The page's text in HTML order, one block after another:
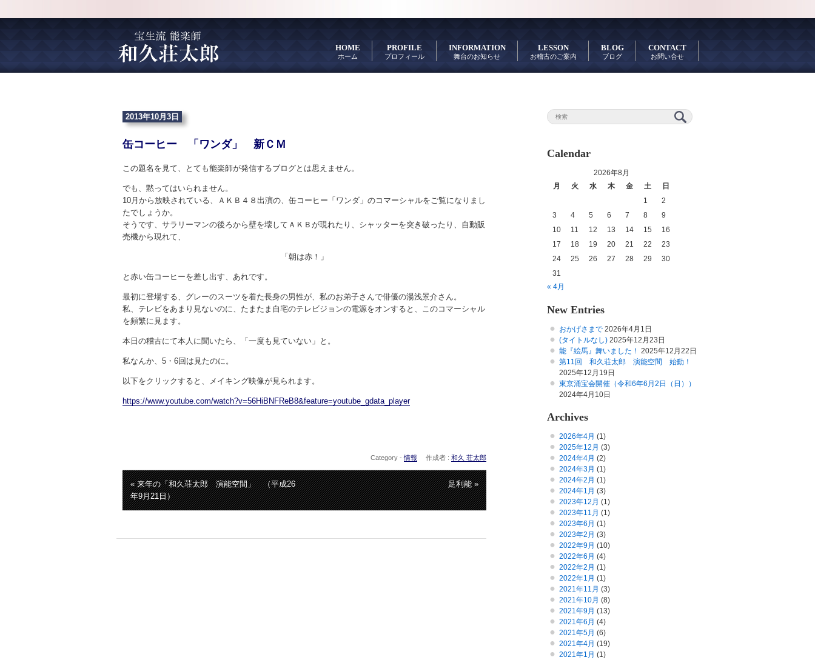
HOME
ホーム
PROFILE
プロフィール
INFORMATION
舞台のお知らせ
LESSON
お稽古のご案内
BLOG
ブログ
CONTACT
お問い合せ
2013年10月3日
缶コーヒー 「ワンダ」 新ＣＭ
この題名を見て、とても能楽師が発信するブログとは思えません。
でも、黙ってはいられません。
10月から放映されている、ＡＫＢ４８出演の、缶コーヒー「ワンダ」のコマーシャルをご覧になりまし
たでしょうか。
そうです、サラリーマンの後ろから壁を壊してＡＫＢが現れたり、シャッターを突き破ったり、自動販
売機から現れて、
「朝は赤！」
と赤い缶コーヒーを差し出す、あれです。
最初に登場する、グレーのスーツを着た長身の男性が、私のお弟子さんで俳優の湯浅景介さん。
私、テレビをあまり見ないのに、たまたま自宅のテレビジョンの電源をオンすると、このコマーシャル
を頻繁に見ます。
本日の稽古にて本人に聞いたら、「一度も見ていない」と。
私なんか、5・6回は見たのに。
以下をクリックすると、メイキング映像が見られます。
https://www.youtube.com/watch?v=56HiBNFReB8&feature=youtube_gdata_player
Category -情報 作成者 : 和久 荘太郎
« 来年の「和久荘太郎 演能空間」 （平成26
年9月21日）
足利能 »
Calendar
2026年8月
月
火 水 木 金 土
日
1
2
3
4 5 6 7 8
9
10
11 12 13 14 15
16
17
18 19 20 21 22
23
24
25 26 27 28 29
30
31
« 4月
New Entries
おかげさまで 2026年4月1日
(タイトルなし) 2025年12月23日
能『絵馬』舞いました！ 2025年12月22日
第11回 和久荘太郎 演能空間 始動！
2025年12月19日
東京涌宝会開催（令和6年6月2日（日））
2024年4月10日
Archives
2026年4月 (1)
2025年12月 (3)
2024年4月 (2)
2024年3月 (1)
2024年2月 (1)
2024年1月 (3)
2023年12月 (1)
2023年11月 (1)
2023年6月 (1)
2023年2月 (3)
2022年9月 (10)
2022年6月 (4)
2022年2月 (1)
2022年1月 (1)
2021年11月 (3)
2021年10月 (8)
2021年9月 (13)
2021年6月 (4)
2021年5月 (6)
2021年4月 (19)
2021年1月 (1)